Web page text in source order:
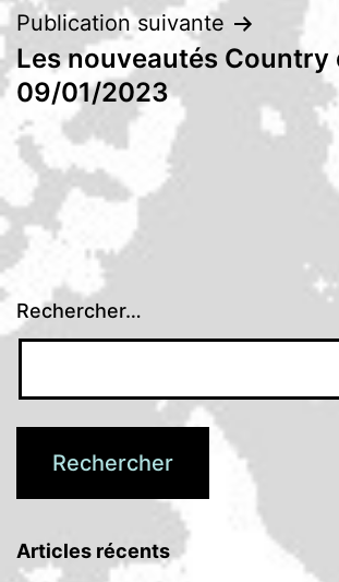
Publication suivante
Les nouveautés Country
09/01/2023
Rechercher…
Articles récents